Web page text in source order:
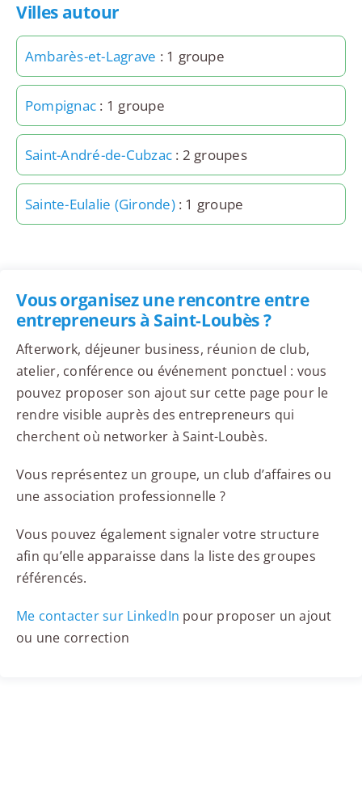
Villes autour
Ambarès-et-Lagrave : 1 groupe
Pompignac : 1 groupe
Saint-André-de-Cubzac : 2 groupes
Sainte-Eulalie (Gironde): 1 groupe
Vous organisez une rencontre entre
entrepreneurs à Saint-Loubès ?
Afterwork, déjeuner business, réunion de club,
atelier, conférence ou événement ponctuel : vous
pouvez proposer son ajout sur cette page pour le
rendre visible auprès des entrepreneurs qui
cherchent où networker à Saint-Loubès.
Vous représentez un groupe, un club d’affaires ou
une association professionnelle ?
Vous pouvez également signaler votre structure
afin qu’elle apparaisse dans la liste des groupes
référencés.
Me contacter sur LinkedIn pour proposer un ajout
ou une correction